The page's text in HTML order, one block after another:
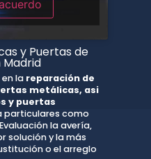
y Puertas de
Madrid
la reparación de
metálicas, asi
y puertas
particulares como
la avería,
solución y la más
o el arreglo